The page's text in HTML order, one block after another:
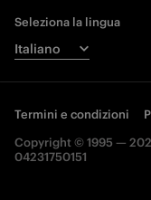
Seleziona la lingua
Termini e condizioni
Copyright © 1995 —
04231750151